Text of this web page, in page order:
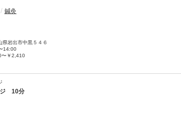
鍼灸
県岩出市中黒５４６
14:00
〜￥2,410
ジ 10分